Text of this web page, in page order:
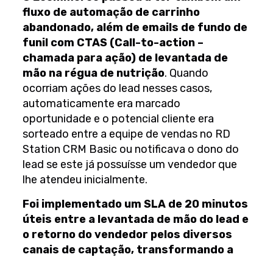
fluxo de automação de carrinho
abandonado, além de emails de fundo de
funil com CTAS (Call-to-action –
chamada para ação) de levantada de
mão na régua de nutrição. Quando
ocorriam ações do lead nesses casos,
automaticamente era marcado
oportunidade e o potencial cliente era
sorteado entre a equipe de vendas no RD
Station CRM Basic ou notificava o dono do
lead se este já possuísse um vendedor que
lhe atendeu inicialmente.
Foi implementado um SLA de 20 minutos
úteis entre a levantada de mão do lead e
o retorno do vendedor pelos diversos
canais de captação, transformando a